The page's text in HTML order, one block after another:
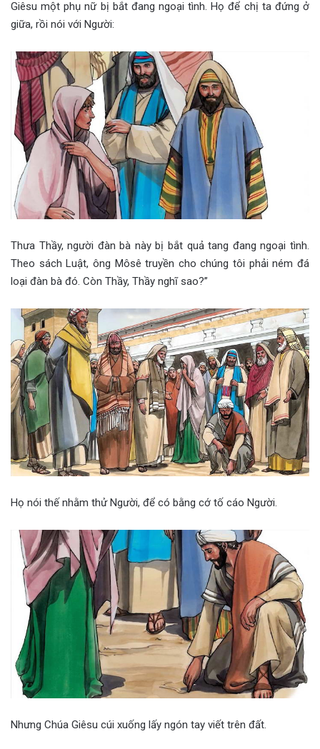
Giêsu một phụ nữ bị bắt đang ngoại tình. Họ để chị ta đứng ở
giữa, rồi nói với Người:
Thưa Thầy, người đàn bà này bị bắt quả tang đang ngoại tình.
Theo sách Luật, ông Môsê truyền cho chúng tôi phải ném đá
loại đàn bà đó. Còn Thầy, Thầy nghĩ sao?”
Họ nói thế nhằm thử Người, để có bằng cớ tố cáo Người.
Nhưng Chúa Giêsu cúi xuống lấy ngón tay viết trên đất.